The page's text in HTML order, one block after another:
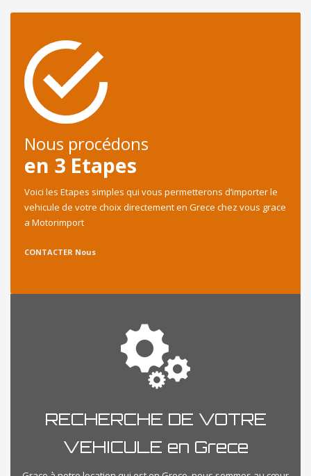
Nous procédons
en 3 Etapes
Voici les Etapes simples qui vous permetterons d’importer le
vehicule de votre choix directement en Grece chez vous grace
a Motorimport
CONTACTER Nous
RECHERCHE DE VOTRE
VEHICULE en Grece